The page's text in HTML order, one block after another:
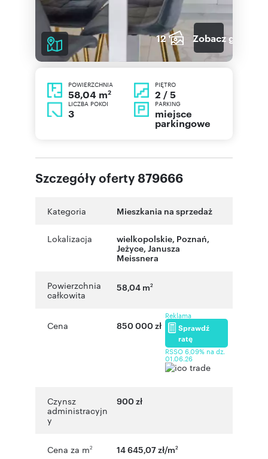
12 Zobacz galerię
POWIERZCHNIA
58,04 m2
PIĘTRO
2 / 5
LICZBA POKOI
3
PARKING
miejsce
parkingowe
Szczegóły oferty 879666
Kategoria Mieszkania na sprzedaż
Lokalizacja wielkopolskie, Poznań,
Jeżyce, Janusza
Meissnera
Powierzchnia
całkowita
58,04 m2
Cena 850 000 zł
Reklama
Sprawdź
ratę
RSSO 6,09% na dz.
01.06.26
Czynsz
administracyjn
y
900 zł
Cena za m2 14 645,07 zł/m2